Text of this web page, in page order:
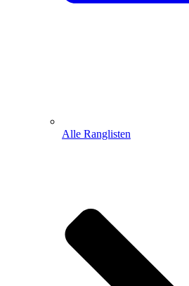
Alle Ranglisten